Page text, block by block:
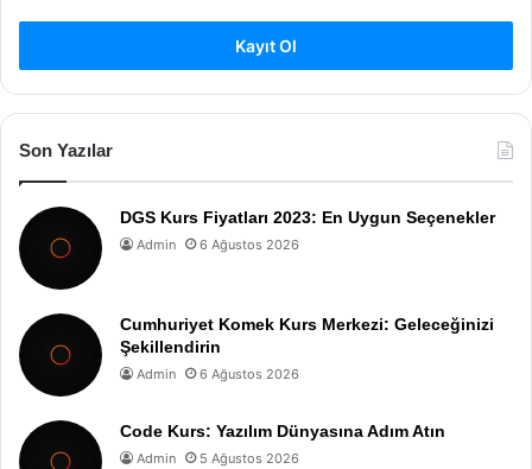
Kayıt Ol
Son Yazılar
DGS Kurs Fiyatları 2023: En Uygun Seçenekler
Admin 6 Ağustos 2026
Cumhuriyet Komek Kurs Merkezi: Geleceğinizi
Şekillendirin
Admin 6 Ağustos 2026
Code Kurs: Yazılım Dünyasına Adım Atın
Admin 5 Ağustos 2026